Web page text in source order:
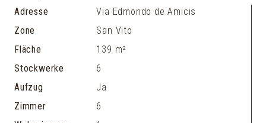
Adresse
Via Edmondo de Amicis
Zone
San Vito
Fläche
139 m²
Stockwerke
6
Aufzug
Ja
Zimmer
6